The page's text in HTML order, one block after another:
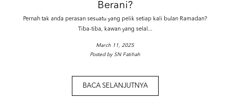
Berani?
Pernah tak anda perasan sesuatu yang pelik setiap kali bulan Ramadan?
Tiba-tiba, kawan yang selal...
March 11, 2025
Posted by SN Fatihah
BACA SELANJUTNYA